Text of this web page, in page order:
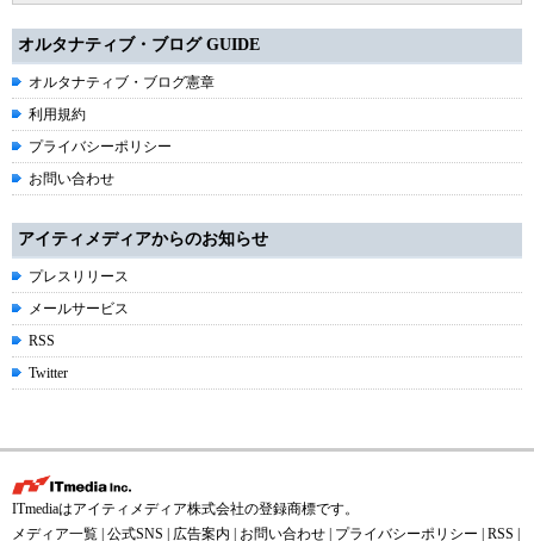
オルタナティブ・ブログ GUIDE
オルタナティブ・ブログ憲章
利用規約
プライバシーポリシー
お問い合わせ
アイティメディアからのお知らせ
プレスリリース
メールサービス
RSS
Twitter
ITmediaはアイティメディア株式会社の登録商標です。
メディア一覧 公式SNS 広告案内 お問い合わせ プライバシーポリシー RSS